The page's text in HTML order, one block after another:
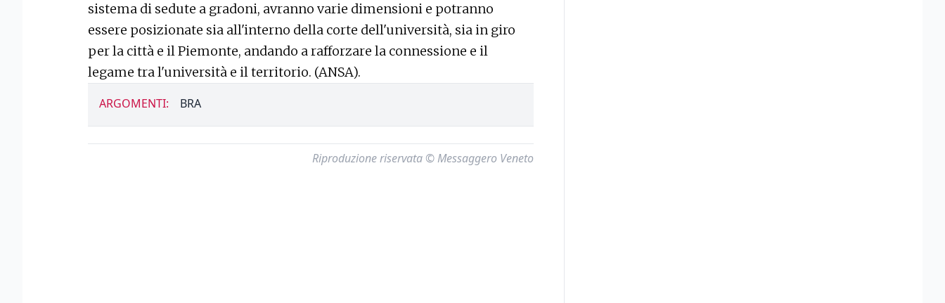
sistema di sedute a gradoni, avranno varie dimensioni e potranno
essere posizionate sia all'interno della corte dell'università, sia in giro
per la città e il Piemonte, andando a rafforzare la connessione e il
legame tra l'università e il territorio. (ANSA).
ARGOMENTI: BRA
Riproduzione riservata © Messaggero Veneto